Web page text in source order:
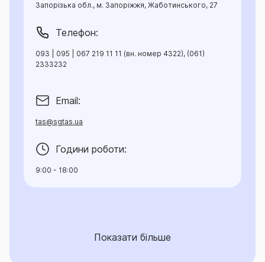
Запорізька обл., м. Запоріжжя, Жаботинського, 27
Телефон:
093 | 095 | 067 219 11 11 (вн. номер 4322), (061)
2333232
Email:
tas@sgtas.ua
Години роботи:
9:00 - 18:00
Показати більше